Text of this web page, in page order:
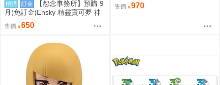
預購 訂金
【怨念事務所】預購 9
月(免訂金)Ensky 精靈寶可夢 神
奇寶貝 30週年 1000片拼圖 傳說
寶可夢 0809
售價 650
售價 970